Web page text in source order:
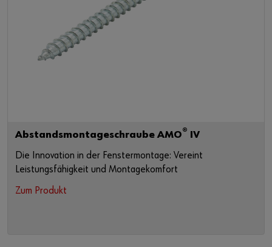
Abstandsmontageschraube AMO®
IV
Die Innovation in der Fenstermontage: Vereint
Leistungsfähigkeit und Montagekomfort
Zum Produkt